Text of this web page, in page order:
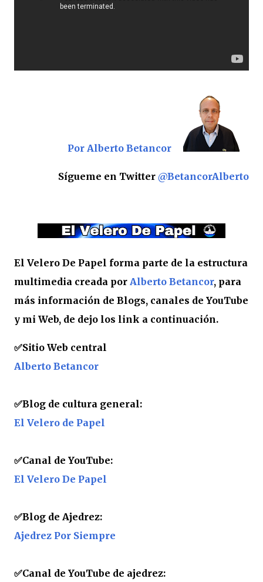
Por Alberto Betancor
Sígueme en Twitter @BetancorAlberto
El Velero De Papel forma parte de la estructura
multimedia creada por Alberto Betancor, para
más información de Blogs, canales de YouTube
y mi Web, de dejo los link a continuación.
✅Sitio Web central
Alberto Betancor
✅Blog de cultura general:
El Velero de Papel
✅Canal de YouTube:
El Velero De Papel
✅Blog de Ajedrez:
Ajedrez Por Siempre
✅Canal de YouTube de ajedrez: